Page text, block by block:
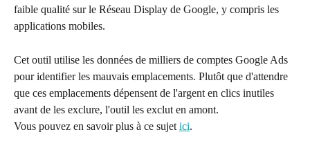
faible qualité sur le Réseau Display de Google, y compris les
applications mobiles.
Cet outil utilise les données de milliers de comptes Google Ads
pour identifier les mauvais emplacements. Plutôt que d'attendre
que ces emplacements dépensent de l'argent en clics inutiles
avant de les exclure, l'outil les exclut en amont.
Vous pouvez en savoir plus à ce sujet ici.